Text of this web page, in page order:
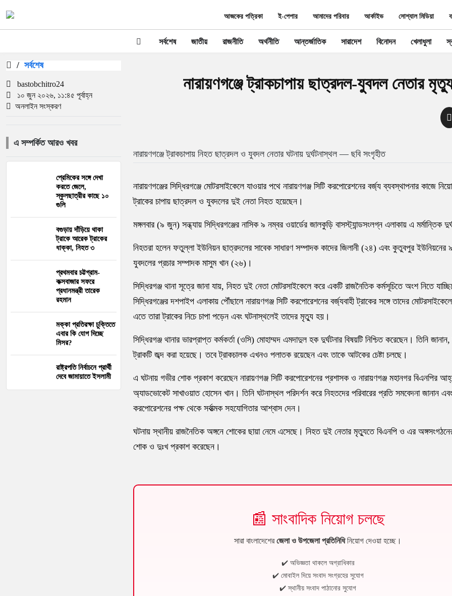
আজকের পত্রিকা ই-পেপার আমাদের পরিবার আর্কাইভ সোশ্যাল মিডিয়া
সর্বশেষ জাতীয় রাজনীতি অর্থনীতি আন্তর্জাতিক সারাদেশ বিনোদন খেলাধুলা
/ সর্বশেষ
bastobchitro24
১০ জুন ২০২৬, ১১:৪৫ পূর্বাহ্ন
অনলাইন সংস্করণ
এ সম্পর্কিত আরও খবর
প্রেমিকের সঙ্গে দেখা
করতে জেলে,
স্কুলছাত্রীর কাছে ১০
গুলি
বগুড়ায় দাঁড়িয়ে থাকা
ট্রাকে আরেক ট্রাকের
ধাক্কা, নিহত ৩
প্রথমবার চট্টগ্রাম-
কক্সবাজার সফরে
প্রধানমন্ত্রী তারেক
রহমান
মক্কা প্রতিরক্ষা চুক্তিতে
এবার কি যোগ দিচ্ছে
মিসর?
রাষ্ট্রপতি নির্বাচনে প্রার্থী
দেবে জামায়াতে ইসলামী
নারায়ণগঞ্জে ট্রাকচাপায় ছাত্রদল-যুবদল নেতার
নারায়ণগঞ্জে ট্রাকচাপায় নিহত ছাত্রদল ও যুবদল নেতার ঘটনায় দুর্ঘটনাস্থল — ছবি সংগৃহীত
নারায়ণগঞ্জের সিদ্ধিরগঞ্জে মোটরসাইকেলে যাওয়ার পথে নারায়ণগঞ্জ সিটি করপোরেশনের বর্জ্য ব্যবস্থাপনার কাজে
ট্রাকের চাপায় ছাত্রদল ও যুবদলের দুই নেতা নিহত হয়েছেন।
মঙ্গলবার (৯ জুন) সন্ধ্যায় সিদ্ধিরগঞ্জের নাসিক ৯ নম্বর ওয়ার্ডের জালকুড়ি বাসস্ট্যান্ডসংলগ্ন এলাকায় এ মর্মান্তিক
নিহতরা হলেন ফতুল্লা ইউনিয়ন ছাত্রদলের সাবেক সাধারণ সম্পাদক কাদের জিলানী (২৪) এবং কুতুবপুর ইউনিয়নের
যুবদলের প্রচার সম্পাদক মাসুম খান (২৬)।
সিদ্ধিরগঞ্জ থানা সূত্রে জানা যায়, নিহত দুই নেতা মোটরসাইকেলে করে একটি রাজনৈতিক কর্মসূচিতে অংশ নিতে
সিদ্ধিরগঞ্জের দশপাইপ এলাকায় পৌঁছালে নারায়ণগঞ্জ সিটি করপোরেশনের বর্জ্যবাহী ট্রাকের সঙ্গে তাদের
এতে তারা ট্রাকের নিচে চাপা পড়েন এবং ঘটনাস্থলেই তাদের মৃত্যু হয়।
সিদ্ধিরগঞ্জ থানার ভারপ্রাপ্ত কর্মকর্তা (ওসি) মোহাম্মদ এমদাদুল হক দুর্ঘটনার বিষয়টি নিশ্চিত করেছেন। তিনি
ট্রাকটি জব্দ করা হয়েছে। তবে ট্রাকচালক এখনও পলাতক রয়েছেন এবং তাকে আটকের চেষ্টা চলছে।
এ ঘটনায় গভীর শোক প্রকাশ করেছেন নারায়ণগঞ্জ সিটি করপোরেশনের প্রশাসক ও নারায়ণগঞ্জ মহানগর বিএনপির
অ্যাডভোকেট সাখাওয়াত হোসেন খান। তিনি ঘটনাস্থল পরিদর্শন করে নিহতদের পরিবারের প্রতি সমবেদনা জানান এবং
করপোরেশনের পক্ষ থেকে সর্বাত্মক সহযোগিতার আশ্বাস দেন।
ঘটনায় স্থানীয় রাজনৈতিক অঙ্গনে শোকের ছায়া নেমে এসেছে। নিহত দুই নেতার মৃত্যুতে বিএনপি ও এর অঙ্গসংগঠনের
শোক ও দুঃখ প্রকাশ করেছেন।
📰 সাংবাদিক নিয়োগ চলছে
সারা বাংলাদেশেরজেলা ও উপজেলা প্রতিনিধিনিয়োগ দেওয়া হচ্ছে।
✔️ অভিজ্ঞতা থাকলে অগ্রাধিকার
✔️ মোবাইল দিয়ে সংবাদ সংগ্রহের সুযোগ
✔️ স্থানীয় সংবাদ পাঠানোর সুযোগ